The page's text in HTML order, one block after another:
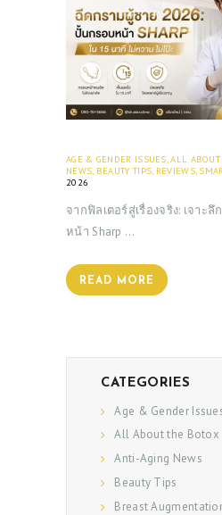
AGE & GENDER ISSUES ,ALL ABOUT
NEWS BEAUTY TIPS REVIEWS,
2026
จากฟิลเตอร์สู่เรื่องจริง: เจาะ
หน้า Sharp …
READ MORE
CATEGORIES
Age & Gender
All About the Botox
Anti-Aging News
Beauty Tips
Breast